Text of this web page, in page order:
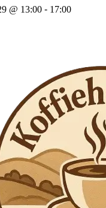
@ 13:00 - 17:00